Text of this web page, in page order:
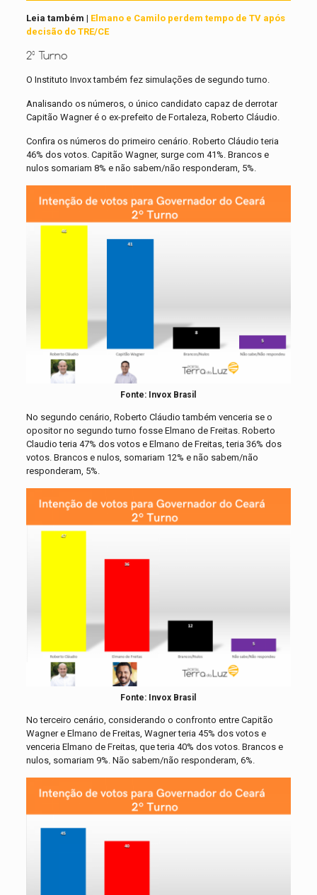
Leia também | Elmano e Camilo perdem tempo de TV após
decisão do TRE/CE
2º Turno
O Instituto Invox também fez simulações de segundo turno.
Analisando os números, o único candidato capaz de derrotar
Capitão Wagner é o ex-prefeito de Fortaleza, Roberto Cláudio.
Confira os números do primeiro cenário. Roberto Cláudio teria
46% dos votos. Capitão Wagner, surge com 41%. Brancos e
nulos somariam 8% e não sabem/não responderam, 5%.
Fonte: Invox Brasil
No segundo cenário, Roberto Cláudio também venceria se o
opositor no segundo turno fosse Elmano de Freitas. Roberto
Claudio teria 47% dos votos e Elmano de Freitas, teria 36% dos
votos. Brancos e nulos, somariam 12% e não sabem/não
responderam, 5%.
Fonte: Invox Brasil
No terceiro cenário, considerando o confronto entre Capitão
Wagner e Elmano de Freitas, Wagner teria 45% dos votos e
venceria Elmano de Freitas, que teria 40% dos votos. Brancos e
nulos, somariam 9%. Não sabem/não responderam, 6%.